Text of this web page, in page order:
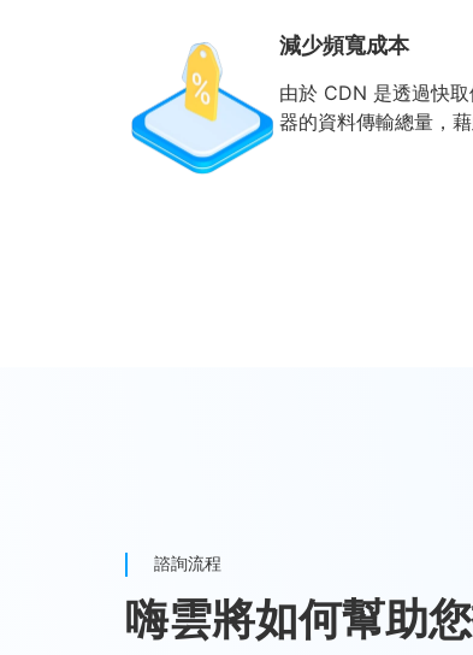
減少頻寬成本
由於 CDN 是透過快
器的資料傳輸總量，
諮詢流程
嗨雲將如何幫助